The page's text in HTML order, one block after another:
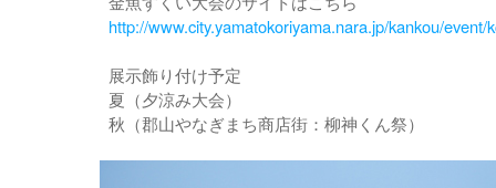
http://www.city.yamatokoriyama.nara.jp/kankou/event/
展示飾り付け予定
夏（夕涼み大会）
秋（郡山やなぎまち商店街：柳神くん祭）